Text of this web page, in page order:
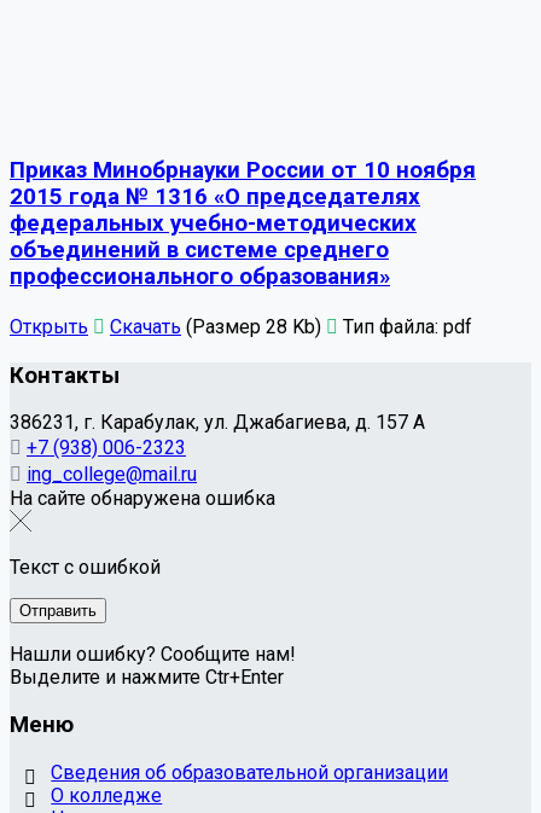
Приказ Минобрнауки России от 10 ноября
2015 года № 1316 «О председателях
федеральных учебно-методических
объединений в системе среднего
профессионального образования»
Открыть Скачать (Размер 28 Kb) Тип файла: pdf
Контакты
386231, г. Карабулак, ул. Джабагиева, д. 157 А
+7 (938) 006-2323
ing_college@mail.ru
На сайте обнаружена ошибка
Текст с ошибкой
Нашли ошибку? Сообщите нам!
Выделите и нажмите Ctr+Enter
Меню
Сведения об образовательной организации
О колледже